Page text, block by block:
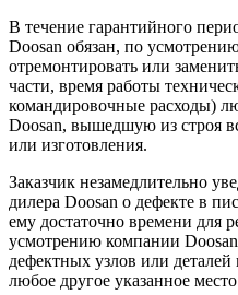
В течение гарантийного
Doosan обязан, по
отремонтировать или
части, время работы
командировочные расходы)
Doosan, вышедшую из строя
или изготовления.
Заказчик незамедлительно
дилера Doosan о дефекте в
ему достаточно времени для
усмотрению компании
дефектных узлов или деталей
любое другое указанное